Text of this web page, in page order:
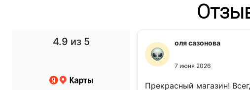
4.9 из 5
просто супер!
оля сазонова
7 июня 2026
Прекрасный магазин!